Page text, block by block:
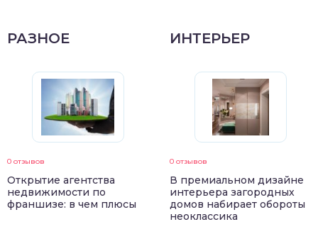
РАЗНОЕ
0 отзывов
Открытие агентства
недвижимости по
франшизе: в чем плюсы
ИНТЕРЬЕР
0 отзывов
В премиальном дизайне
интерьера загородных
домов набирает обороты
неоклассика